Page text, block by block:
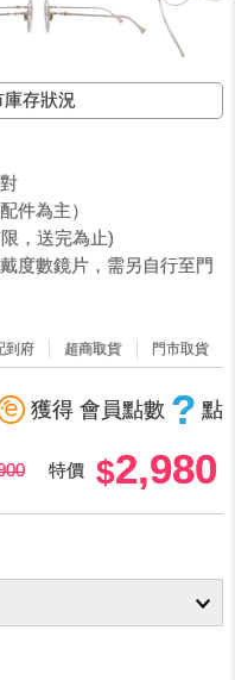
存狀況
件為主）
，送完為止)
度數鏡片，需另自行至門
到府 超商取貨 門市取貨
獲得 會員點數 ? 點
特價 2,980